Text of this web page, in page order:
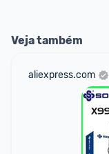
Veja também
aliexpress.com